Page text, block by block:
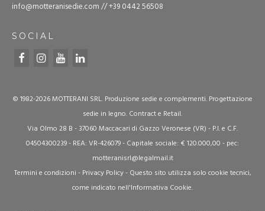
info@motteranisedie.com//+39 0442 56508
SOCIAL
© 1982-2026 MOTTERANI SRL. Produzione sedie e complementi. Progettazione
sedie in legno. Contract e Retail.
Via Olmo 28 B - 37060 Maccacari di Gazzo Veronese (VR) - P.I. e C.F.
04504300239 - REA: VR-426079 - Capitale sociale: € 120.000,00 - pec:
motteranisrl@legalmail.it
Termini e condizioni - Privacy Policy- Questo sito utilizza solo cookie tecnici,
come indicato nell'Informativa Cookie.